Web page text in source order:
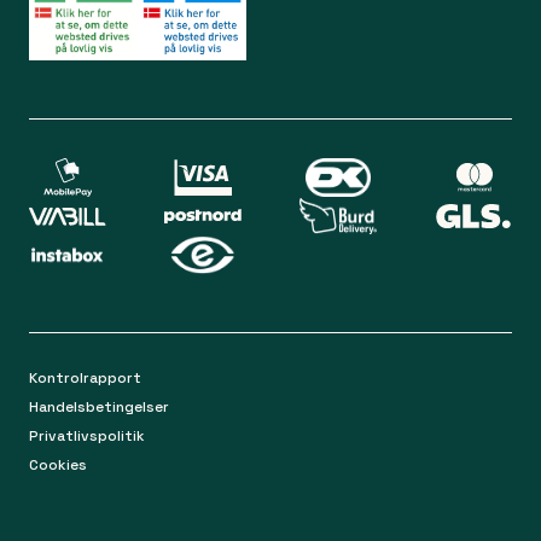
Mandag-torsdag 9.00 - 16.00
Kontakt os på mail
apoteket@apopro.dk
Spørgsmål og svar
Returnering
Bliv medlem
Din sikkerhed
Kontrolrapport
Handelsbetingelser
Privatlivspolitik
Cookies